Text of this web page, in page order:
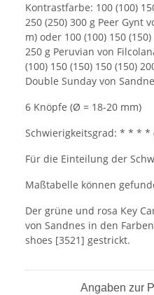
Kontrastfarbe: 100 (100)
250 (250) 300 g Peer Gynt
m) oder 100 (100) 150
250 g Peruvian von
(100) 150 (150) 150 (150)
Double Sunday von
6 Knöpfe (Ø = 18-20 mm)
Schwierigkeitsgrad: * * * *
Für die Einteilung der
Maßtabelle können
Der grüne und rosa Key
von Sandnes in den
shoes [3521] gestrickt.
Angaben zur